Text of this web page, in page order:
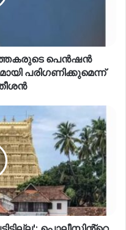
പെൻഷൻ
പരിഗണിക്കുമെന്ന്